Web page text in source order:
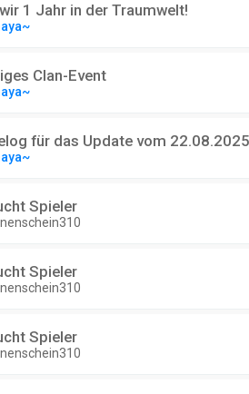
1 Jahr in der Traumwelt!
Clan-Event
für das Update vom 22.08.2025
Spieler
Spieler
Spieler